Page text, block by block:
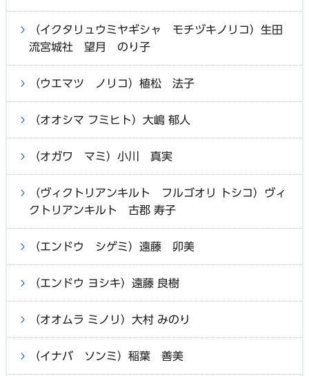
（イクタリュウミヤギシャ モチヅキノリコ）生田
流宮城社 望月 のり子
（ウエマツ ノリコ）植松 法子
（オオシマ フミヒト）大嶋 郁人
（オガワ マミ）小川 真実
（ヴィクトリアンキルト フルゴオリ トシコ）ヴィ
クトリアンキルト 古郡 寿子
（エンドウ シゲミ）遠藤 卯美
（エンドウ ヨシキ）遠藤 良樹
（オオムラ ミノリ）大村 みのり
（イナバ ソンミ）稲葉 善美